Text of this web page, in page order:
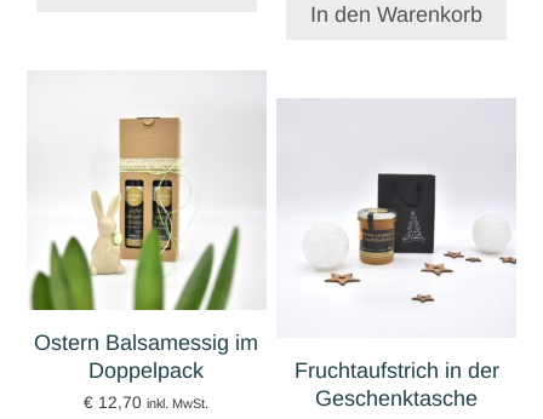
In den Warenkorb
Ostern Balsamessig im
Doppelpack
€ 12,70 inkl. MwSt.
Fruchtaufstrich in der
Geschenktasche